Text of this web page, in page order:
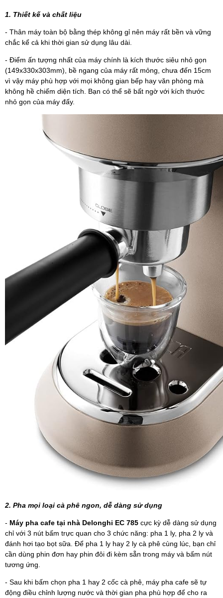
1. Thiết kế và chất liệu
- Thân máy toàn bộ bằng thép không gỉ nên máy rất bền và vững
chắc kể cả khi thời gian sử dụng lâu dài.
- Điểm ấn tượng nhất của máy chính là kích thước siêu nhỏ gọn
(149x330x303mm), bề ngang của máy rất mỏng, chưa đến 15cm
vì vậy máy phù hợp với mọi không gian bếp hay văn phòng mà
không hề chiếm diện tích. Bạn có thể sẽ bất ngờ với kích thước
nhỏ gọn của máy đấy.
2. Pha mọi loại cà phê ngon, dễ dàng sử dụng
- Máy pha cafe tại nhà Delonghi EC 785 cực kỳ dễ dàng sử dụng
chỉ với 3 nút bấm trực quan cho 3 chức năng: pha 1 ly, pha 2 ly và
đánh hơi tạo bọt sữa. Để pha 1 ly hay 2 ly cà phê cùng lúc, bạn chỉ
cần dùng phin đơn hay phin đôi đi kèm sẵn trong máy và bấm nút
tương ứng.
- Sau khi bấm chọn pha 1 hay 2 cốc cà phê, máy pha cafe sẽ tự
động điều chỉnh lượng nước và thời gian pha phù hợp để cho ra